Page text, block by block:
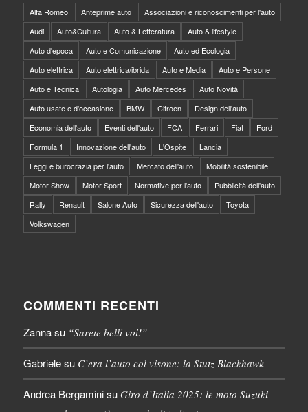
Alfa Romeo Anteprime auto
Associazioni e riconoscimenti per l'auto
Audi
Auto&Cultura Auto & Letteratura
Auto & lifestyle
Auto d'epoca
Auto e Comunicazione
Auto ed Ecologia
Auto elettrica
Auto elettrica/ibrida Auto e Media
Auto e Persone
Auto e Tecnica
Autologia Auto Mercedes
Auto Novità
Auto usate e d'occasione
BMW Citroen
Design dell'auto
Economia dell'auto
Eventi dell'auto FCA Ferrari Fiat
Ford
Formula 1
Innovazione dell'auto L'Ospite
Lancia
Leggi e burocrazia per l'auto
Mercato dell'auto
Mobilità sostenibile
Motor Show
Motor Sport Normative per l'auto
Pubblicità dell'auto
Rally
Renault Salone Auto Sicurezza dell'auto
Toyota
Volkswagen
COMMENTI RECENTI
Zannasu “Sarete belli voi!”
Gabrielesu C’era l’auto col visone: la Stutz Blackhawk
Andrea Bergaminisu Giro d’Italia 2025: le moto Suzuki